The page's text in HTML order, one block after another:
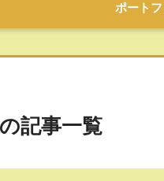
ポート
記事一覧